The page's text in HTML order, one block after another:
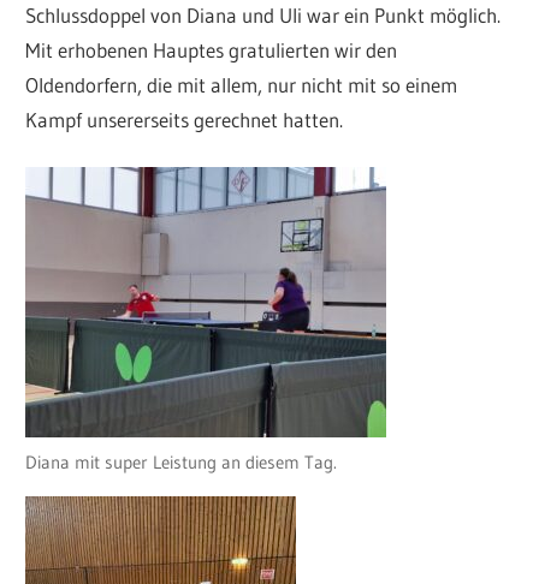
Schlussdoppel von Diana und Uli war ein Punkt möglich.
Mit erhobenen Hauptes gratulierten wir den
Oldendorfern, die mit allem, nur nicht mit so einem
Kampf unsererseits gerechnet hatten.
Diana mit super Leistung an diesem Tag.